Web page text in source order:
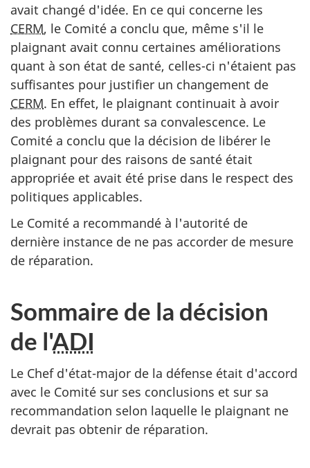
avait changé d'idée. En ce qui concerne les
CERM, le Comité a conclu que, même s'il le
plaignant avait connu certaines améliorations
quant à son état de santé, celles-ci n'étaient pas
suffisantes pour justifier un changement de
CERM. En effet, le plaignant continuait à avoir
des problèmes durant sa convalescence. Le
Comité a conclu que la décision de libérer le
plaignant pour des raisons de santé était
appropriée et avait été prise dans le respect des
politiques applicables.
Le Comité a recommandé à l'autorité de
dernière instance de ne pas accorder de mesure
de réparation.
Sommaire de la décision
de l'ADI
Le Chef d'état-major de la défense était d'accord
avec le Comité sur ses conclusions et sur sa
recommandation selon laquelle le plaignant ne
devrait pas obtenir de réparation.